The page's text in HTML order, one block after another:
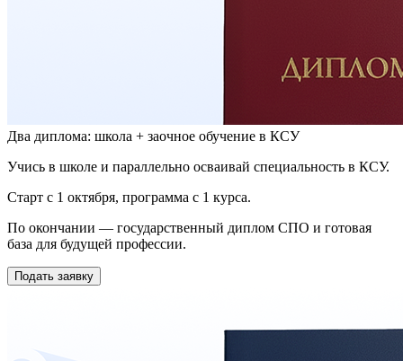
Два диплома: школа + заочное обучение в КСУ
Учись в школе и параллельно осваивай специальность в КСУ.
Старт с 1 октября, программа с 1 курса.
По окончании — государственный диплом СПО и готовая
база для будущей профессии.
Подать заявку